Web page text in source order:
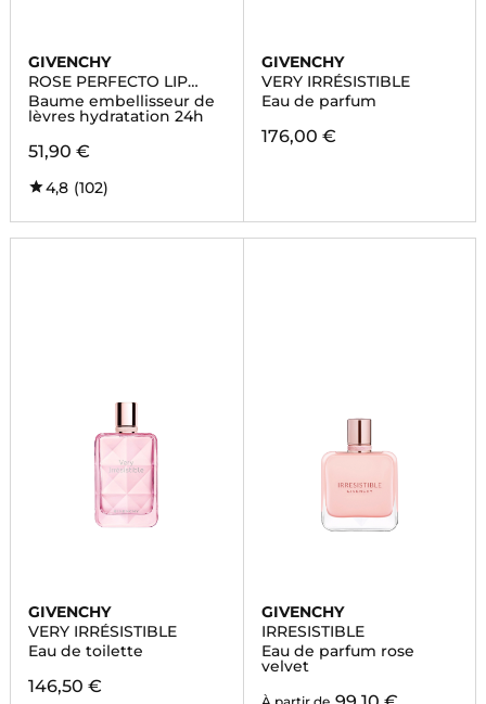
GIVENCHY
ROSE PERFECTO LIP
BALM
Baume embellisseur de
lèvres hydratation 24h
51,90 €
4,8 (102)
GIVENCHY
VERY IRRÉSISTIBLE
Eau de parfum
176,00 €
GIVENCHY
VERY IRRÉSISTIBLE
Eau de toilette
146,50 €
GIVENCHY
IRRESISTIBLE
Eau de parfum rose
velvet